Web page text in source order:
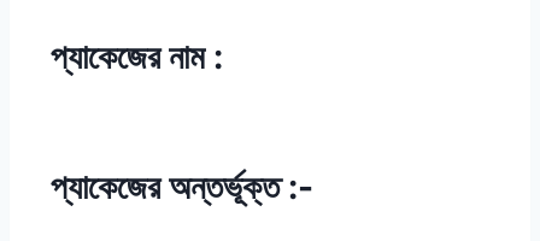
প্যাকেজের নাম :
প্যাকেজের অন্তর্ভূক্ত :-